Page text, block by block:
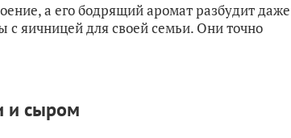
а его бодрящий аромат разбудит даже
с яичницей для своей семьи. Они точно
и сыром